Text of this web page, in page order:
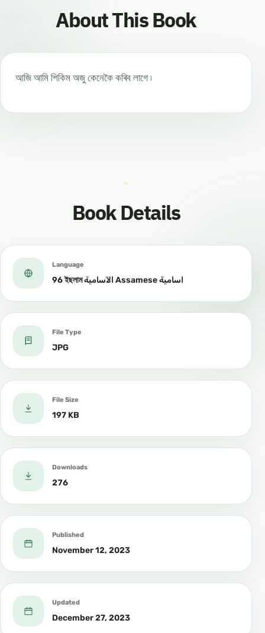
About This Book
আজি আমি শিকিম অজু কেনেকৈ কৰিব লাগে ৷
Book Details
Language
96 ইছলাম الآسامية Assamese اسامية
File Type
JPG
File Size
197 KB
Downloads
276
Published
November 12, 2023
Updated
December 27, 2023